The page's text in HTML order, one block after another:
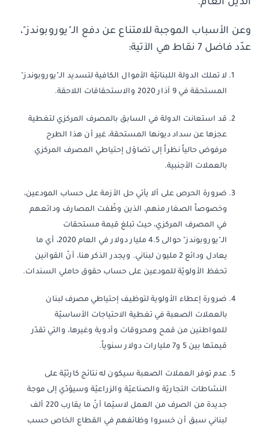
الدين العام.
وعن الأسباب الموجبة للامتناع عن دفع الـ"يوروبوندز"،
عدّد فاضل 7 نقاط هي الآتية:
لا تملك الدولة اللبنانيّة الأموال الكافية لتسديد الـ"يوروبوندز"
المستحقة في 9 آذار 2020 والاستحقاقات اللاحقة.
قد استعانت الدولة في السابق بالمصرف المركزي لتغطية
عجزها عن سداد ديونها المستحقة، غير أن هذا الطرح
مرفوض حالياً نظراً إلى تضاؤل إحتياطي المصرف المركزي
بالعملات الأجنبية.
ضرورة الحرص على ألا يأتي حل الأزمة على حساب المودعين،
وخصوصاً الصغار منهم، الذين وظّفت المصارف ودائعهم
في المصرف المركزي، حيث تبلغ قيمة مستحقات
الـ"يوروبوندز" حوالى 4.5 مليار دولار في العام 2020، أي ما
يعادل ودائع 2 مليون لبناني. ويجدر الذكر هنا، أنّ القوانين
تحفظ الأولويّة للمودعين على حساب حقوق حاملي السندات.
ضرورة إعطاء الأولوية لتوظيف إحتياطي مصرف لبنان
بالعملات الصعبة في تغطية الاحتياجات الأساسيّة
للمواطنين من قمح ومحروقات وأدوية وغيرها، والتي تقدّر
قيمتها بين 5 و7 مليارات دولار سنوياً.
عدم توفر العملات الصعبة سيكون له نتائج كارثيّة على
النشاطات التجاريّة والصناعيّة والزراعيّة وسيؤدّي إلى موجة
جديدة من الصرف من العمل لاسيّما أنّ ما يقارب 220 ألف
لبناني سبق أن خسروا وظائفهم في القطاع الخاص حسب